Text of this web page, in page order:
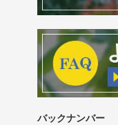
バックナンバー